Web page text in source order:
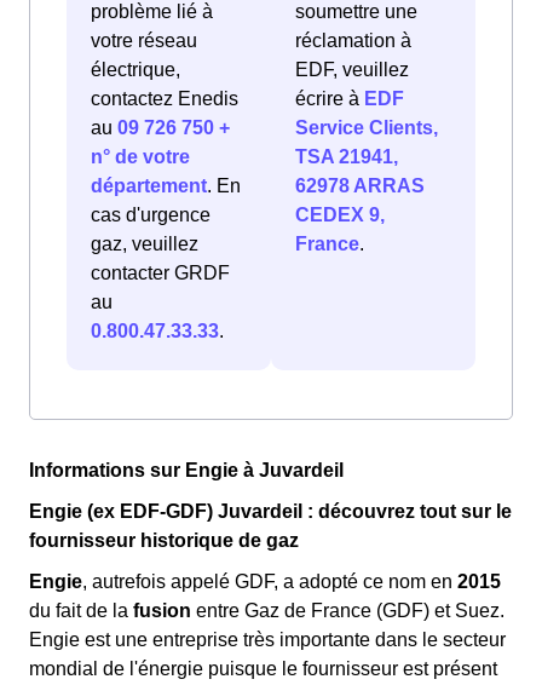
problème lié à
votre réseau
électrique,
contactez Enedis
au 09 726 750 +
n° de votre
département. En
cas d'urgence
gaz, veuillez
contacter GRDF
au
0.800.47.33.33.
soumettre une
réclamation à
EDF, veuillez
écrire à EDF
Service Clients,
TSA 21941,
62978 ARRAS
CEDEX 9,
France.
Informations sur Engie à Juvardeil
Engie (ex EDF-GDF) Juvardeil : découvrez tout sur le
fournisseur historique de gaz
Engie, autrefois appelé GDF, a adopté ce nom en 2015
du fait de la fusion entre Gaz de France (GDF) et Suez.
Engie est une entreprise très importante dans le secteur
mondial de l'énergie puisque le fournisseur est présent